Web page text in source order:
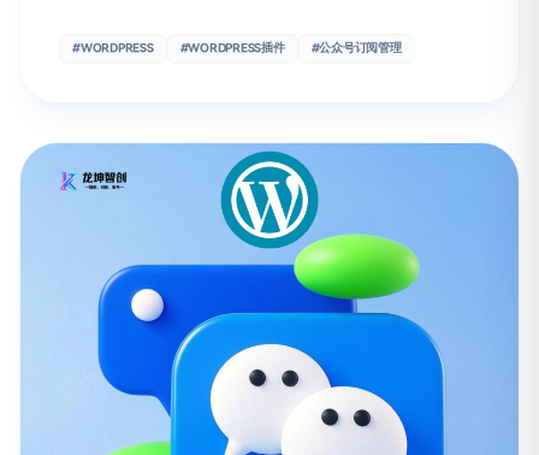
#WORDPRESS #WORDPRESS插件 #公众号订阅管理